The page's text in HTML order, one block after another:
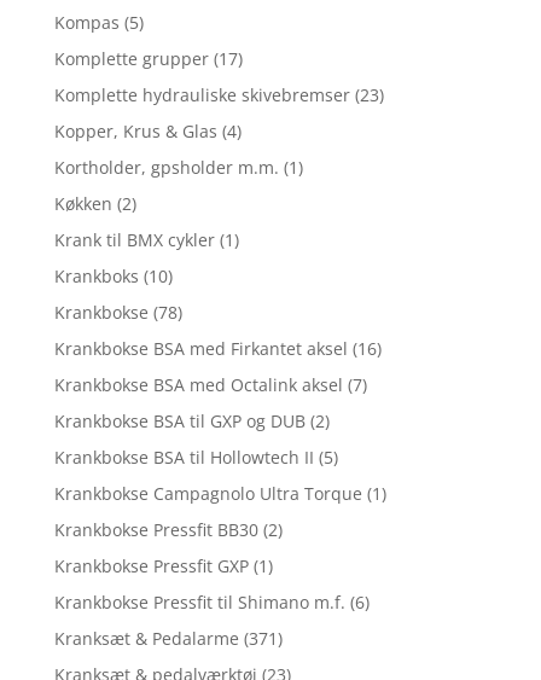
Kompas (5)
Komplette grupper (17)
Komplette hydrauliske skivebremser (23)
Kopper, Krus & Glas (4)
Kortholder, gpsholder m.m. (1)
Køkken (2)
Krank til BMX cykler (1)
Krankboks (10)
Krankbokse (78)
Krankbokse BSA med Firkantet aksel (16)
Krankbokse BSA med Octalink aksel (7)
Krankbokse BSA til GXP og DUB (2)
Krankbokse BSA til Hollowtech II (5)
Krankbokse Campagnolo Ultra Torque (1)
Krankbokse Pressfit BB30 (2)
Krankbokse Pressfit GXP (1)
Krankbokse Pressfit til Shimano m.f. (6)
Kranksæt & Pedalarme (371)
Kranksæt & pedalværktøj (23)